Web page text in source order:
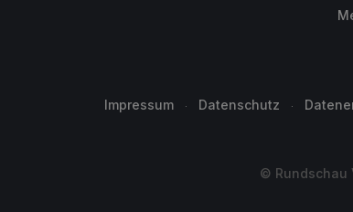
Impressum Datenschutz
© Rundschau